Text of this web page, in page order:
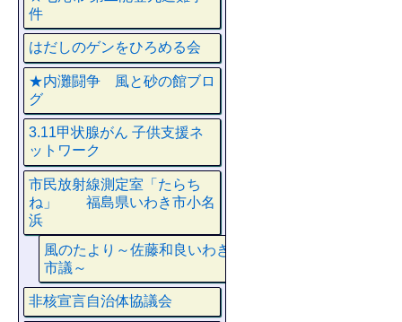
件
はだしのゲンをひろめる会
★内灘闘争 風と砂の館ブロ
グ
3.11甲状腺がん 子供支援ネ
ットワーク
市民放射線測定室「たらち
ね」 福島県いわき市小名
浜
風のたより～佐藤和良いわき
市議～
非核宣言自治体協議会